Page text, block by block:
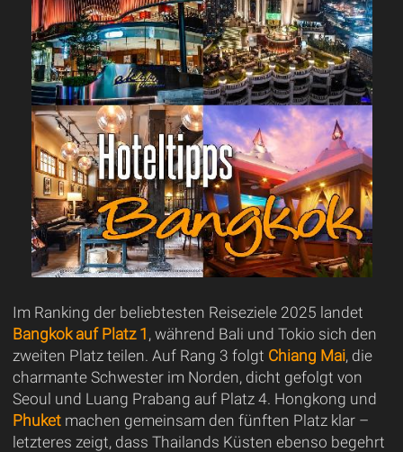
Im Ranking der beliebtesten Reiseziele 2025 landet
Bangkok auf Platz 1 , während Bali und Tokio sich den
zweiten Platz teilen. Auf Rang 3 folgt Chiang Mai, die
charmante Schwester im Norden, dicht gefolgt von
Seoul und Luang Prabang auf Platz 4. Hongkong und
Phuketmachen gemeinsam den fünften Platz klar –
letzteres zeigt, dass Thailands Küsten ebenso begehrt